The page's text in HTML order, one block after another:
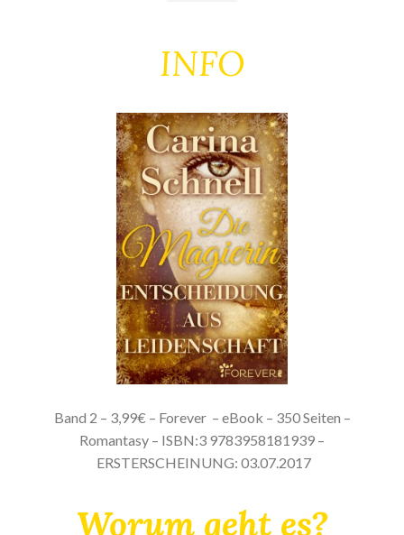
INFO
Band 2 – 3,99€ – Forever – eBook – 350 Seiten –
Romantasy – ISBN:3 9783958181939 –
ERSTERSCHEINUNG: 03.07.2017
Worum geht es?